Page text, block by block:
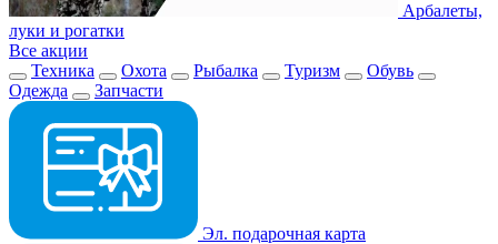
Арбалеты,
луки и рогатки
Все акции
Техника
Охота Рыбалка Туризм
Обувь
Одежда
Запчасти
Эл. подарочная карта